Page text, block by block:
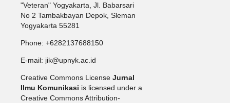
"Veteran" Yogyakarta, Jl. Babarsari
No 2 Tambakbayan Depok, Sleman
Yogyakarta 55281
Phone: +6282137688150
E-mail: jik@upnyk.ac.id
Creative Commons License Jurnal
Ilmu Komunikasi is licensed under a
Creative Commons Attribution-